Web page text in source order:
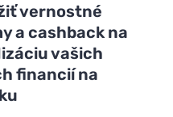
vernostné
a cashback na
vašich
financií na